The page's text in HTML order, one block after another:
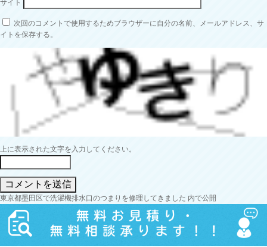
サイト
次回のコメントで使用するためブラウザーに自分の名前、メールアドレス、サ
イトを保存する。
上に表示された文字を入力してください。
投
東京都墨田区で洗濯機排水口のつまりを修理してきました 内で公開